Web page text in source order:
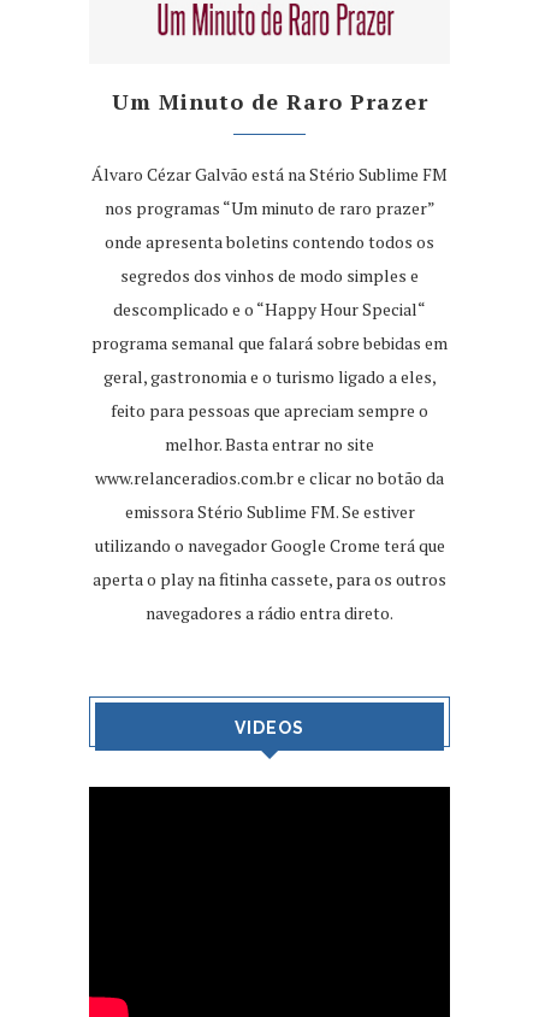
Um Minuto de Raro Prazer
Álvaro Cézar Galvão está na Stério Sublime FM
nos programas “Um minuto de raro prazer”
onde apresenta boletins contendo todos os
segredos dos vinhos de modo simples e
descomplicado e o “Happy Hour Special“
programa semanal que falará sobre bebidas em
geral, gastronomia e o turismo ligado a eles,
feito para pessoas que apreciam sempre o
melhor. Basta entrar no site
www.relanceradios.com.bre clicar no botão da
emissora Stério Sublime FM. Se estiver
utilizando o navegador Google Crome terá que
aperta o play na fitinha cassete, para os outros
navegadores a rádio entra direto.
VIDEOS